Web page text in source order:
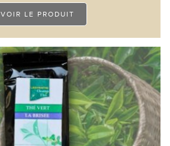
VOIR LE PRODUIT
Ce
a
plusieurs
variations.
Les
options
peuvent
être
choisies
sur
la
page
du
produit